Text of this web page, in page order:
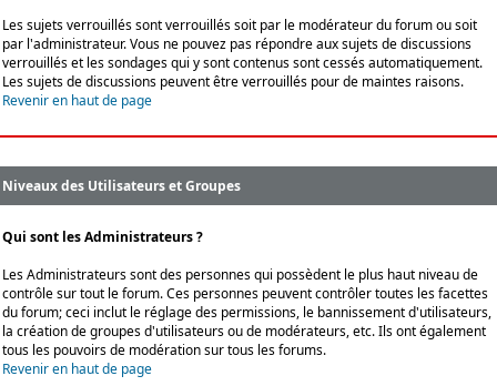
Les sujets verrouillés sont verrouillés soit par le modérateur du forum ou soit
par l'administrateur. Vous ne pouvez pas répondre aux sujets de discussions
verrouillés et les sondages qui y sont contenus sont cessés automatiquement.
Les sujets de discussions peuvent être verrouillés pour de maintes raisons.
Revenir en haut de page
Niveaux des Utilisateurs et Groupes
Qui sont les Administrateurs ?
Les Administrateurs sont des personnes qui possèdent le plus haut niveau de
contrôle sur tout le forum. Ces personnes peuvent contrôler toutes les facettes
du forum; ceci inclut le réglage des permissions, le bannissement d'utilisateurs,
la création de groupes d'utilisateurs ou de modérateurs, etc. Ils ont également
tous les pouvoirs de modération sur tous les forums.
Revenir en haut de page